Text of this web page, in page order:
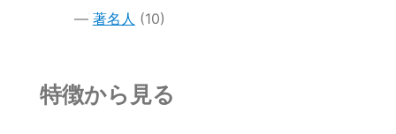
著名人 (10)
特徴から見る